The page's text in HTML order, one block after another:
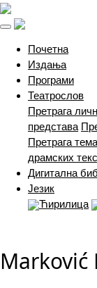
Почетна
Издања
Програми
Театрослов
Претрага
представа
Претрага тема
драмских
Дигитална
Језик
Ћирилица
Marković